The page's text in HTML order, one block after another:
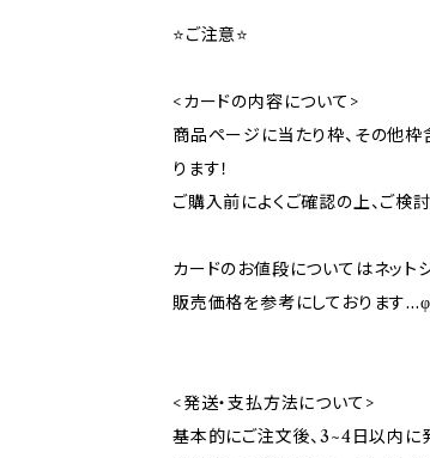
⭐️ご注意⭐️
<カードの内容について>
商品ページに当たり枠、その他枠
ります！
ご購入前によくご確認の上、ご検
カードのお値段についてはネット
販売価格を参考にしております
<発送・支払方法について>
基本的にご注文後、3~4日以内に